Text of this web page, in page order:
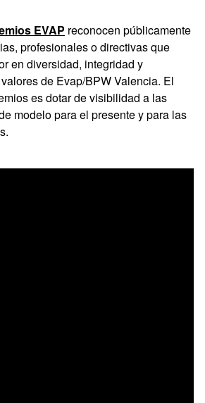
EVAP reconocen públicamente
profesionales o directivas que
en diversidad, integridad y
de Evap/BPW Valencia. El
es dotar de visibilidad a las
modelo para el presente y para las